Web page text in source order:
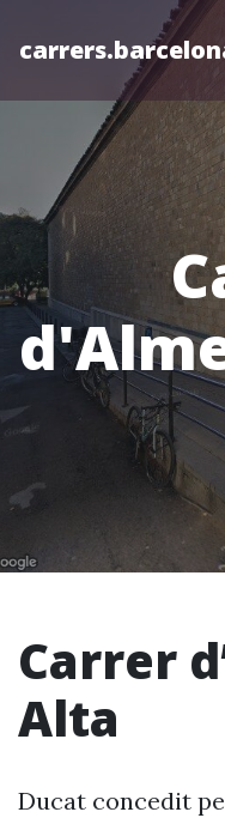
Carrer
Alta
Ducat concedit